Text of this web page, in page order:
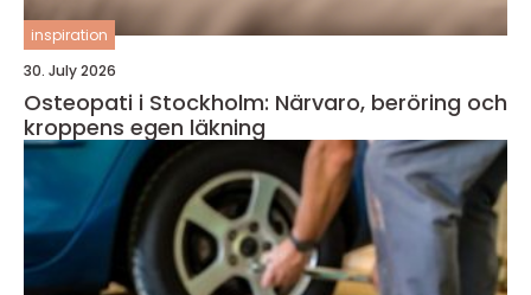
inspiration
30. July 2026
Osteopati i Stockholm: Närvaro, beröring och
kroppens egen läkning